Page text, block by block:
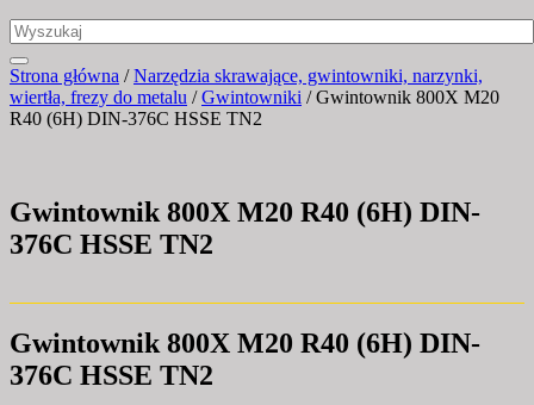
Strona główna /Narzędzia skrawające, gwintowniki, narzynki,
wiertła, frezy do metalu /Gwintowniki / Gwintownik 800X M20
R40 (6H) DIN-376C HSSE TN2
Gwintownik 800X M20 R40 (6H) DIN-
376C HSSE TN2
Gwintownik 800X M20 R40 (6H) DIN-
376C HSSE TN2